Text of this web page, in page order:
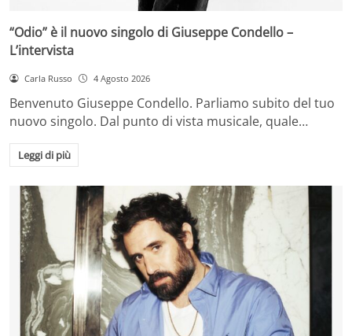
“Odio” è il nuovo singolo di Giuseppe Condello –
L’intervista
Carla Russo 4 Agosto 2026
Benvenuto Giuseppe Condello. Parliamo subito del tuo
nuovo singolo. Dal punto di vista musicale, quale…
Leggi di più